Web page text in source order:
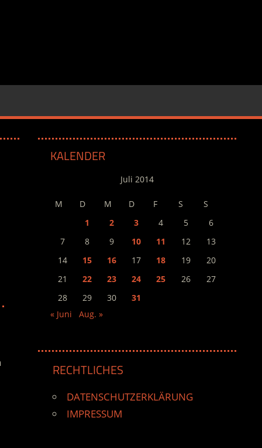
KALENDER
Juli 2014
M D M D F S
S
1
2 3 4 5
6
7
8 9 10 11 12
13
14
15 16 17 18 19
20
21
22 23 24 25 26
27
28
29 30
31
« Juni
Aug. »
RECHTLICHES
DATENSCHUTZERKLÄRUNG
IMPRESSUM